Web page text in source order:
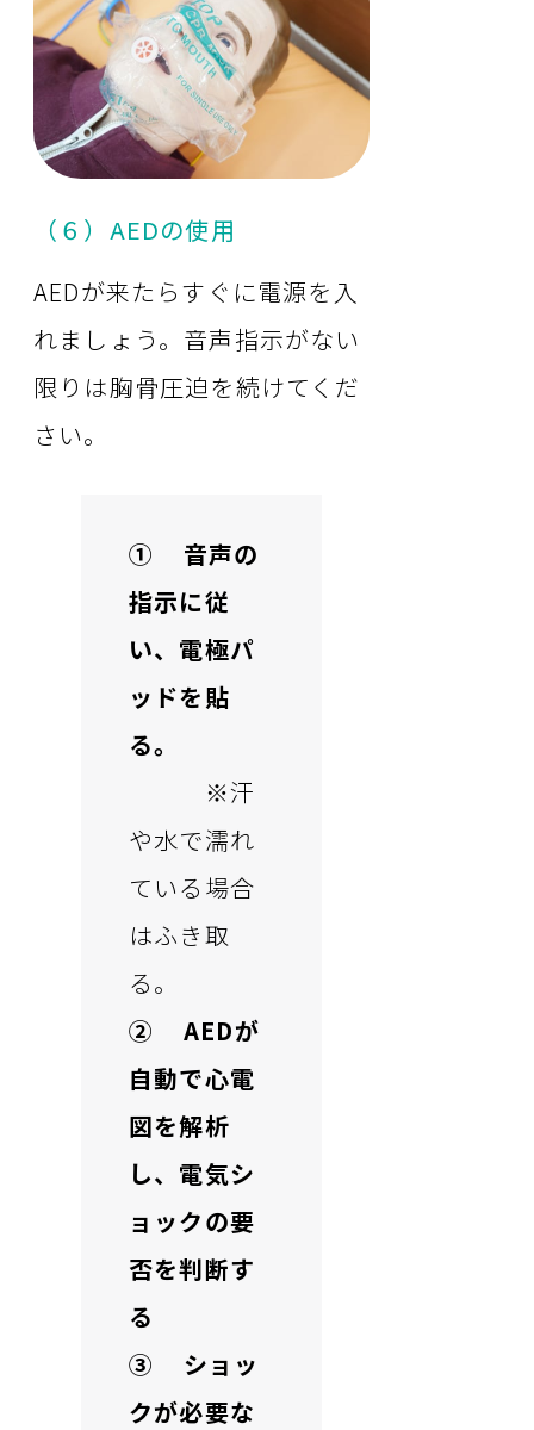
（６）AEDの使用
AEDが来たらすぐに電源を入
れましょう。音声指示がない
限りは胸骨圧迫を続けてくだ
さい。
① 音声の
指示に従
い、電極パ
ッドを貼
る。
※汗
や水で濡れ
ている場合
はふき取
る。
② AEDが
自動で心電
図を解析
し、電気シ
ョックの要
否を判断す
る
③ ショッ
クが必要な